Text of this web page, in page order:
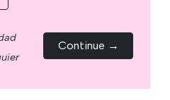
Continue →